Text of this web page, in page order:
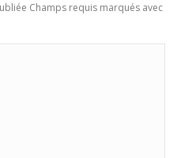
Champs requis marqués avec